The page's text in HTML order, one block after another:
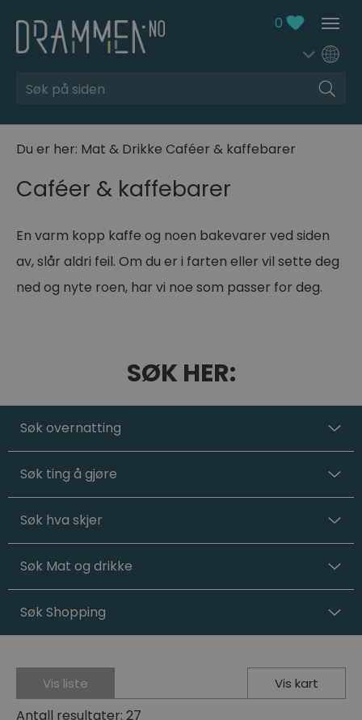
0
Søk
Du er her: Mat & Drikke Caféer & kaffebarer
Caféer & kaffebarer
En varm kopp kaffe og noen bakevarer ved siden
av, slår aldri feil. Om du er i farten eller vil sette deg
ned og nyte roen, har vi noe som passer for deg.
SØK HER:
Søk overnatting
Søk ting å gjøre
Søk hva skjer
Søk Mat og drikke
Søk Shopping
Vis liste Vis kart
Antall resultater: 27